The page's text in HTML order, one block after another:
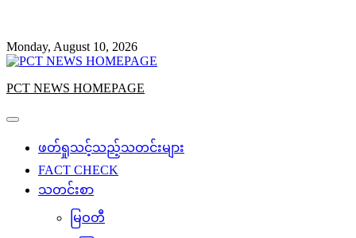
Monday, August 10, 2026
PCT NEWS HOMEPAGE
ဖတ်ရှုသင့်သည့်သတင်းများ
FACT CHECK
သတင်းစာ
မြဝတီ